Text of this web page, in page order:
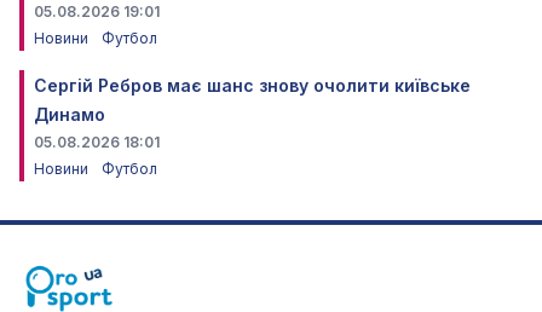
05.08.2026 19:01
Новини
Футбол
Сергій Ребров має шанс знову очолити київське
Динамо
05.08.2026 18:01
Новини
Футбол